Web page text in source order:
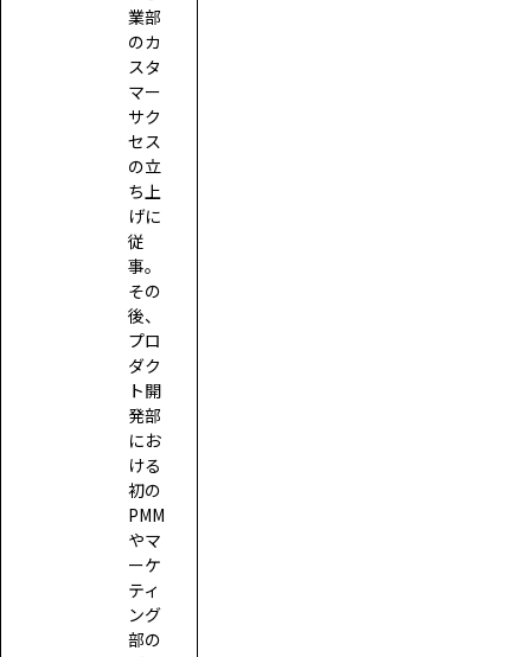
業部
のカ
スタ
マー
サク
セス
の立
ち上
げに
従
事。
その
後、
プロ
ダク
ト開
発部
にお
ける
初の
PMM
やマ
ーケ
ティ
ング
部の